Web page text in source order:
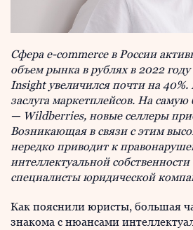
Сфера e-commerce в России
объем рынка в рублях в 2022
Insight увеличился почти на 40%.
заслуга маркетплейсов. На
— Wildberries, новые селлеры
Возникающая в связи с этим
нередко приводит к
интеллектуальной
специалисты юридической
Как пояснили юристы, большая
знакома с нюансами